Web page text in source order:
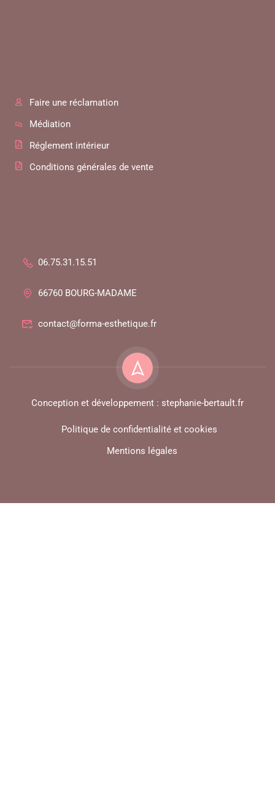
Faire une réclamation
Médiation
Réglement intérieur
Conditions générales de vente
06.75.31.15.51
66760 BOURG-MADAME
contact@forma-esthetique.fr
Conception et développement : stephanie-bertault.fr
Politique de confidentialité et cookies
Mentions légales